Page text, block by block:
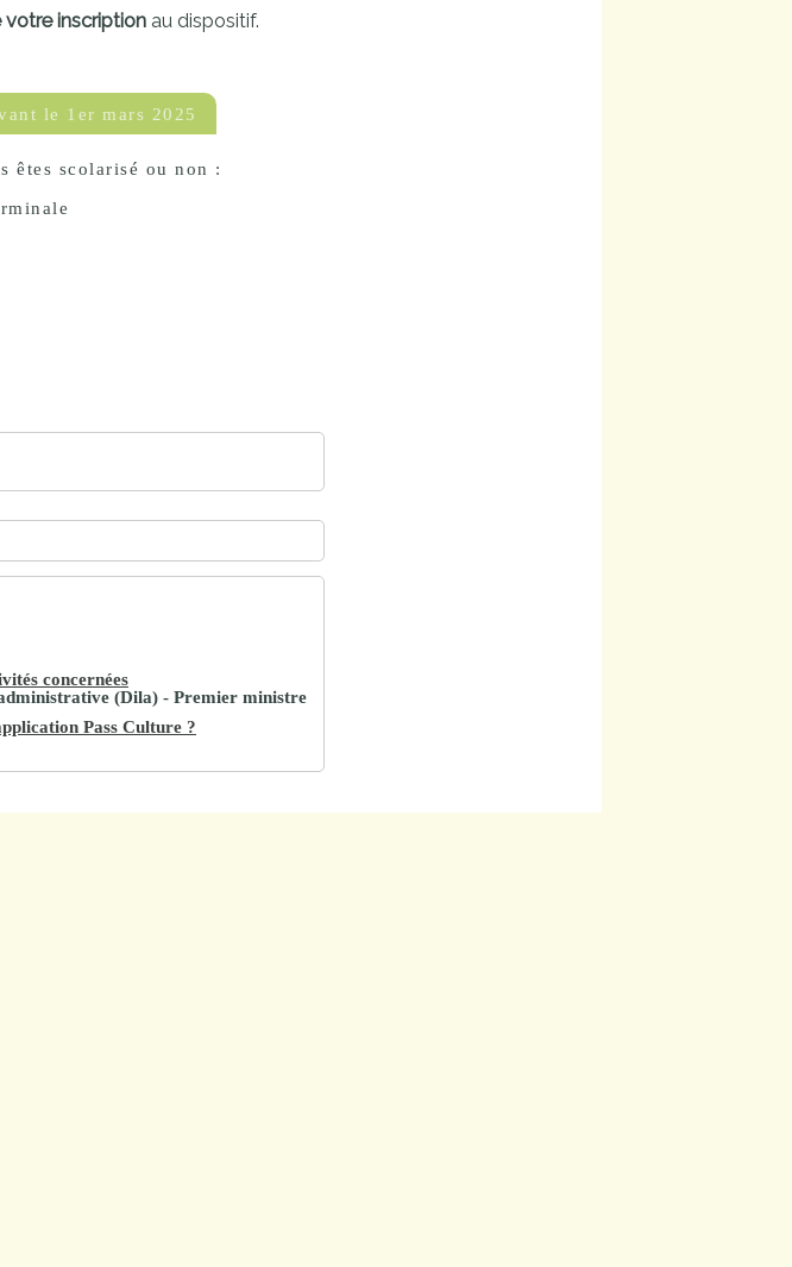
proches de
Visiter,
découvrir
votre inscriptionau dispositif.
le 1er mars 2025
êtes scolarisé ou non :
concernées
(Dila) - Premier ministre
Pass Culture ?